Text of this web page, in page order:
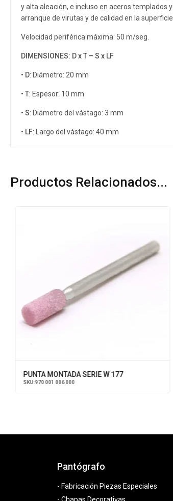
y alta aleación, e incluso en aceros
arranque de virutas y de calidad en la
Velocidad periférica máxima: 50 m/seg.
DIMENSIONES: D x T – S x LF
• D: Diámetro: 20 mm
• T: Espesor: 10 mm
• S: Diámetro del vástago: 3 mm
• LF: Largo del vástago: 40 mm
Productos Relacionados...
PUNTA MONTADA SERIE W 177
SKU:970 001 006 000
Pantógrafo
- Fabricación Piezas Especiales